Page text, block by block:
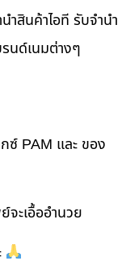
ำสินค้าไอที รับจำนำ
นด์เนมต่างๆ
ซ์ PAM และ ของ
จะเอื้ออำนวย